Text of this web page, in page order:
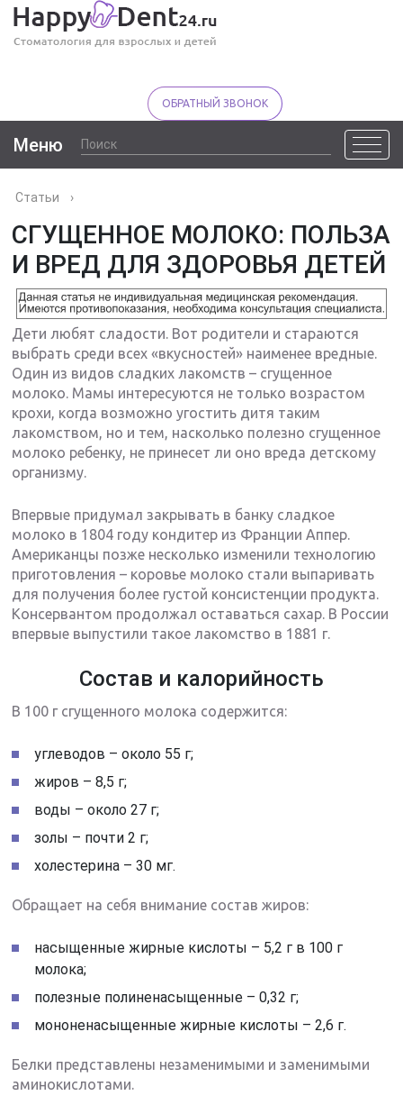
ОБРАТНЫЙ ЗВОНОК
Меню
Статьи ›
СГУЩЕННОЕ МОЛОКО: ПОЛЬЗА
И ВРЕД ДЛЯ ЗДОРОВЬЯ ДЕТЕЙ
Дети любят сладости. Вот родители и стараются
выбрать среди всех «вкусностей» наименее вредные.
Один из видов сладких лакомств – сгущенное
молоко. Мамы интересуются не только возрастом
крохи, когда возможно угостить дитя таким
лакомством, но и тем, насколько полезно сгущенное
молоко ребенку, не принесет ли оно вреда детскому
организму.
Впервые придумал закрывать в банку сладкое
молоко в 1804 году кондитер из Франции Аппер.
Американцы позже несколько изменили технологию
приготовления – коровье молоко стали выпаривать
для получения более густой консистенции продукта.
Консервантом продолжал оставаться сахар. В России
впервые выпустили такое лакомство в 1881 г.
Состав и калорийность
В 100 г сгущенного молока содержится:
углеводов – около 55 г;
жиров – 8,5 г;
воды – около 27 г;
золы – почти 2 г;
холестерина – 30 мг.
Обращает на себя внимание состав жиров:
насыщенные жирные кислоты – 5,2 г в 100 г
молока;
полезные полиненасыщенные – 0,32 г;
мононенасыщенные жирные кислоты – 2,6 г.
Белки представлены незаменимыми и заменимыми
аминокислотами.